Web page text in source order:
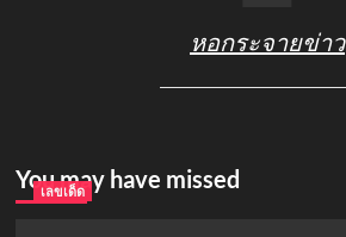
หอกระจายข่าว
You may have missed
เลขเด็ด